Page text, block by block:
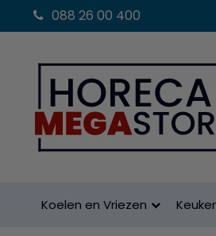
088 26 00 400
Koelen en Vriezen